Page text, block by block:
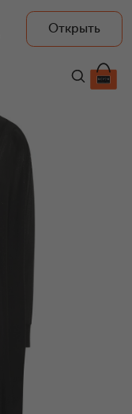
Открыть
57 900 ₽